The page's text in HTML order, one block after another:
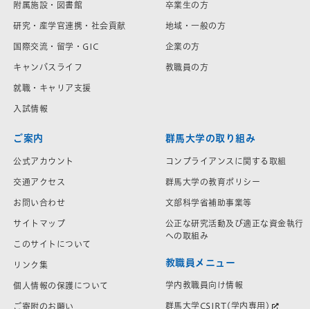
附属施設・図書館
研究・産学官連携・社会貢献
国際交流・留学・GIC
キャンパスライフ
就職・キャリア支援
入試情報
卒業生の方
地域・一般の方
企業の方
教職員の方
ご案内
公式アカウント
交通アクセス
お問い合わせ
サイトマップ
このサイトについて
リンク集
個人情報の保護について
ご寄附のお願い
群馬大学の取り組み
コンプライアンスに関する取組
群馬大学の教育ポリシー
文部科学省補助事業等
公正な研究活動及び適正な資金執行
への取組み
教職員メニュー
学内教職員向け情報
群馬大学CSIRT(学内専用)